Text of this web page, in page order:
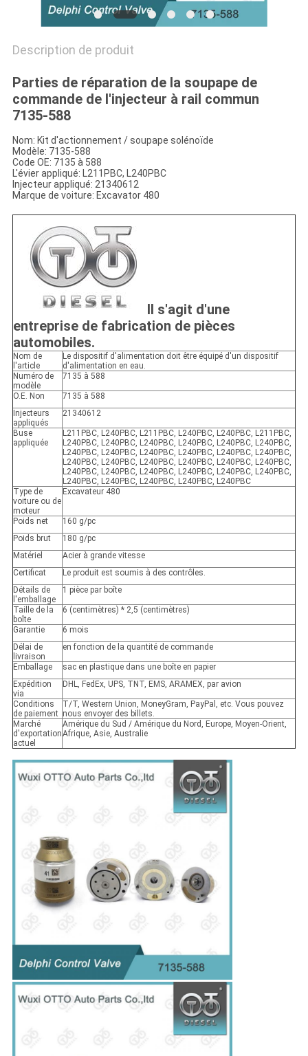
Description de produit
Parties de réparation de la soupape de
commande de l'injecteur à rail commun
7135-588
Nom: Kit d'actionnement / soupape solénoïde
Modèle: 7135-588
Code OE: 7135 à 588
L'évier appliqué: L211PBC, L240PBC
Injecteur appliqué: 21340612
Marque de voiture: Excavator 480
Il s'agit d'une
entreprise de fabrication de pièces
automobiles.
Nom de
l'article
Le dispositif d'alimentation doit être équipé d'un dispositif
d'alimentation en eau.
Numéro de
modèle
7135 à 588
O.E. Non
7135 à 588
Injecteurs
appliqués
21340612
Buse
appliquée
L211PBC, L240PBC, L211PBC, L240PBC, L240PBC, L211PBC,
L240PBC, L240PBC, L240PBC, L240PBC, L240PBC, L240PBC,
L240PBC, L240PBC, L240PBC, L240PBC, L240PBC, L240PBC,
L240PBC, L240PBC, L240PBC, L240PBC, L240PBC, L240PBC,
L240PBC, L240PBC, L240PBC, L240PBC, L240PBC, L240PBC,
L240PBC, L240PBC, L240PBC, L240PBC, L240PBC
Type de
voiture ou de
moteur
Excavateur 480
Poids net
160 g/pc
Poids brut
180 g/pc
Matériel
Acier à grande vitesse
Certificat
Le produit est soumis à des contrôles.
Détails de
l'emballage
1 pièce par boîte
Taille de la
boîte
6 (centimètres) * 2,5 (centimètres)
Garantie
6 mois
Délai de
livraison
en fonction de la quantité de commande
Emballage
sac en plastique dans une boîte en papier
Expédition
via
DHL, FedEx, UPS, TNT, EMS, ARAMEX, par avion
Conditions
de paiement
T/T, Western Union, MoneyGram, PayPal, etc. Vous pouvez
nous envoyer des billets.
Marché
d'exportation
actuel
Amérique du Sud / Amérique du Nord, Europe, Moyen-Orient,
Afrique, Asie, Australie